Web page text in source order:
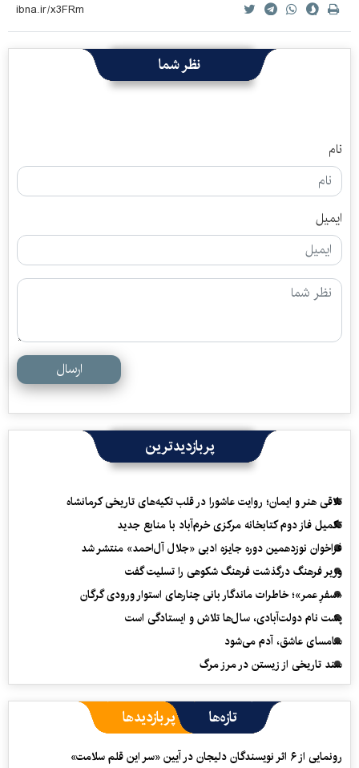
نظر شما
نام
ایمیل
ارسال
پربازدیدترین
تلاقی هنر و ایمان؛ روایت عاشورا در قلب تکیه‌های تاریخی کرمانشاه
تکمیل فاز دوم کتابخانه مرکزی خرم‌آباد با منابع جدید
فراخوان نوزدهمین دوره جایزه ادبی «جلال آل‌احمد» منتشر شد
وزیر فرهنگ درگذشت فرهنگ شکوهی را تسلیت گفت
«سفرِ عمر»؛ خاطرات ماندگار بانی چنارهای استوار ورودی گرگان
پشت نام دولت‌آبادی، سال‌ها تلاش و ایستادگی است
سامسای عاشق، آدم می‌شود
سند تاریخی از زیستن در مرز مرگ
تازه‌ها پربازدیدها
رونمایی از ۶ اثر نویسندگان دلیجان در آیین «سر این قلم سلامت»